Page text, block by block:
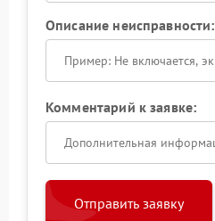
Описание неисправности:
Комментарий к заявке:
Отправить заявку